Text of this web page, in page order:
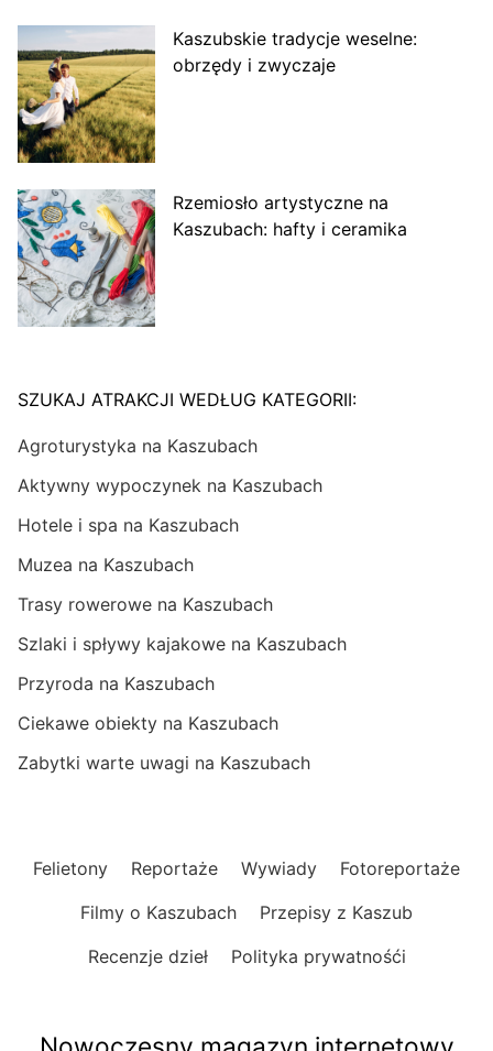
Kaszubskie tradycje weselne:
obrzędy i zwyczaje
Rzemiosło artystyczne na
Kaszubach: hafty i ceramika
SZUKAJ ATRAKCJI WEDŁUG KATEGORII:
Agroturystyka na Kaszubach
Aktywny wypoczynek na Kaszubach
Hotele i spa na Kaszubach
Muzea na Kaszubach
Trasy rowerowe na Kaszubach
Szlaki i spływy kajakowe na Kaszubach
Przyroda na Kaszubach
Ciekawe obiekty na Kaszubach
Zabytki warte uwagi na Kaszubach
Felietony Reportaże Wywiady
Fotoreportaże
Filmy o Kaszubach
Przepisy z Kaszub
Recenzje dzieł
Polityka prywatnośći